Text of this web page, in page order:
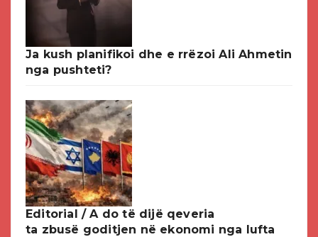
Ja kush planifikoi dhe e rrëzoi Ali Ahmetin
nga pushteti?
Editorial / A do të dijë qeveria
ta zbusë goditjen në ekonomi nga lufta